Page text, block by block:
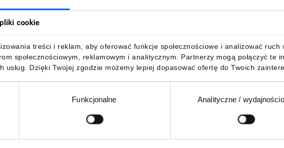
cookie
treści i reklam, aby oferować funkcje społecznościowe i analizować
społecznościowym, reklamowym i analitycznym. Partnerzy mogą połączyć
usług. Dzięki Twojej zgodzie możemy lepiej dopasować ofertę do Twoich
Funkcjonalne Analityczne /
SCHUKO
brutto 25,23 zł brutto 25,23 złbrutto
DO KOSZYKA